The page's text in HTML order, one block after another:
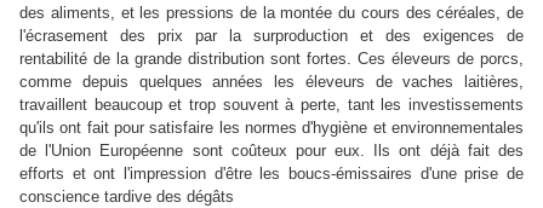
des aliments, et les pressions de la montée du cours des céréales, de
l'écrasement des prix par la surproduction et des exigences de
rentabilité de la grande distribution sont fortes. Ces éleveurs de porcs,
comme depuis quelques années les éleveurs de vaches laitières,
travaillent beaucoup et trop souvent à perte, tant les investissements
qu'ils ont fait pour satisfaire les normes d'hygiène et environnementales
de l'Union Européenne sont coûteux pour eux. Ils ont déjà fait des
efforts et ont l'impression d'être les boucs-émissaires d'une prise de
conscience tardive des dégâts